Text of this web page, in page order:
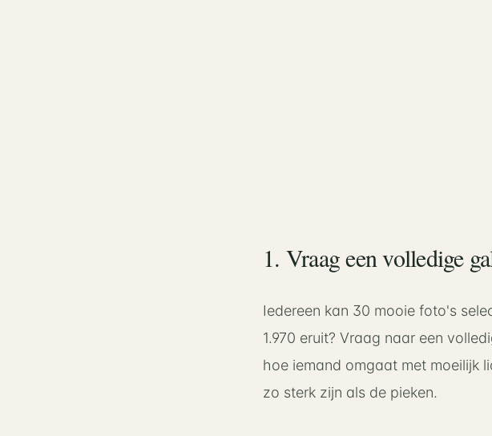
1. Vraag een volledige
Iedereen kan 30 mooie foto's
1.970 eruit? Vraag naar een
hoe iemand omgaat met moeilijk
zo sterk zijn als de pieken.